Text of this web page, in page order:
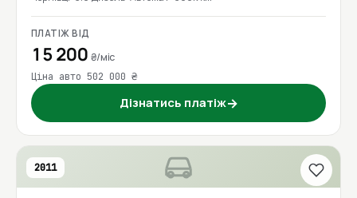
ПЛАТІЖ ВІД
15 200 ₴/міс
Ціна авто 502 000 ₴
Дізнатись платіж→
2011